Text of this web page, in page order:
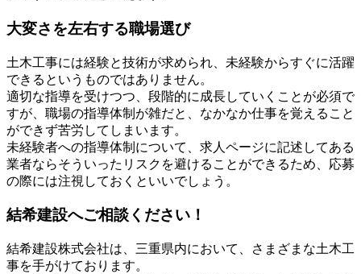
大変さを左右する職場選び
土木工事には経験と技術が求められ、未経験からすぐに活躍
できるというものではありません。
適切な指導を受けつつ、段階的に成長していくことが必須で
すが、職場の指導体制が雑だと、なかなか仕事を覚えること
ができず苦労してしまいます。
未経験者への指導体制について、求人ページに記述してある
業者ならそういったリスクを避けることができるため、応募
の際には注視しておくといいでしょう。
結希建設へご相談ください！
結希建設株式会社は、三重県内において、さまざまな土木工
事を手がけております。